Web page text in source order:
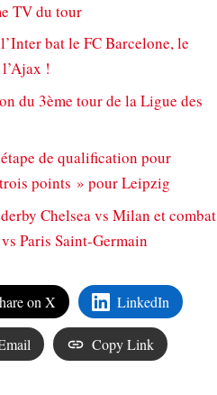
TV du tour
bat le FC Barcelone, le
!
du 3ème tour de la Ligue des
de qualification pour
points » pour Leipzig
Chelsea vs Milan et combat
Paris Saint-Germain
on X LinkedIn
Copy Link